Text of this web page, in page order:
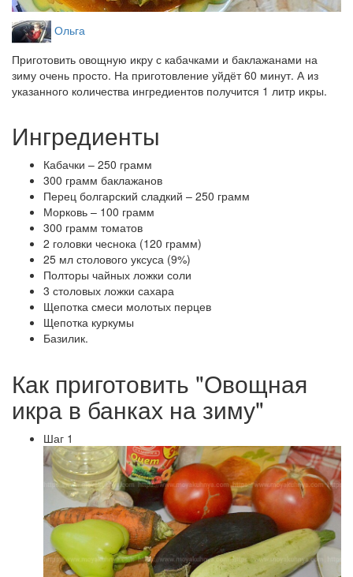
Ольга
Приготовить овощную икру с кабачками и баклажанами на
зиму очень просто. На приготовление уйдёт 60 минут. А из
указанного количества ингредиентов получится 1 литр икры.
Ингредиенты
Кабачки – 250 грамм
300 грамм баклажанов
Перец болгарский сладкий – 250 грамм
Морковь – 100 грамм
300 грамм томатов
2 головки чеснока (120 грамм)
25 мл столового уксуса (9%)
Полторы чайных ложки соли
3 столовых ложки сахара
Щепотка смеси молотых перцев
Щепотка куркумы
Базилик.
Как приготовить "Овощная
икра в банках на зиму"
Шаг 1